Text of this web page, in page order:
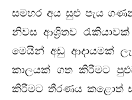
සමහර අය සුළු පැය
නිවස ආශ්‍රිතව
මෙයින් අඩු ආදායමක්
කාලයක් ගත කිරීමට
කිරීමට තීරණය කළොත්